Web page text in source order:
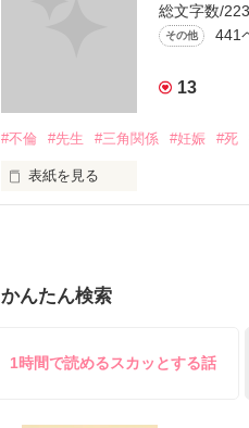
総文字数/
その他 441
13
#不倫 #先生 #三角関係 #妊娠 #死
表紙を見る
悩み傷つき　精一杯愛した人
かんたん検索
1時間で読めるスカッとする話